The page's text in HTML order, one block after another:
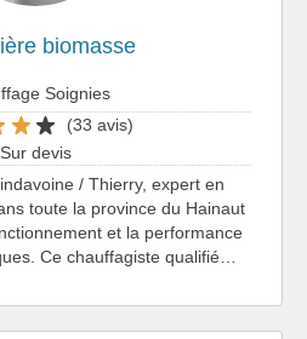
biomasse
Soignies
(33 avis)
Sur devis
/ Thierry, expert en
toute la province du Hainaut
et la performance
Ce chauffagiste qualifié…